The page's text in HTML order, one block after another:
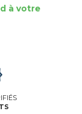
à votre